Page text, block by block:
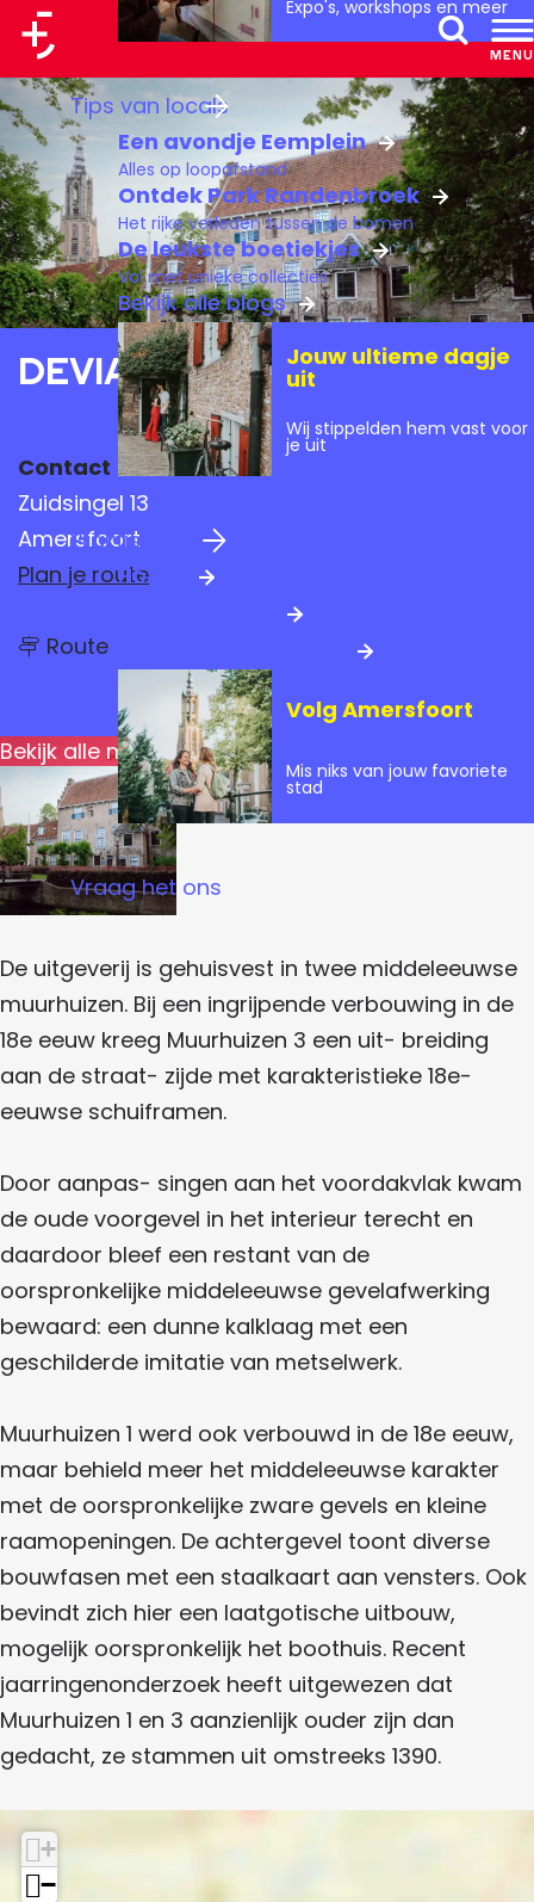
G
a
n
a
a
r
d
e
o
e
k
e
n
r
MENU
Expo's, workshops en meer
Tips van locals
Een avondje Eemplein
Alles op loopafstand
Ontdek Park Randenbroek
Het rijke verleden tussen de bomen
De leukste boetiekjes
Vol met unieke collecties
Bekijk alle blogs
Jouw ultieme dagje
uit
Wij stippelden hem vast voor
je uit
Praktische info
Hotels
Volg Amersfoort
Mis niks van jouw favoriete
stad
Vraag het ons
Deviant
Contact
Zuidsingel 13
Amersfoort
Plan je routen
e
v
i
a
n
Routen
a
D
e
v
i
a
n
t
Bekijk alle media
De uitgeverij is gehuisvest in twee middeleeuwse
muurhuizen. Bij een ingrijpende verbouwing in de
18e eeuw kreeg Muurhuizen 3 een uit- breiding
aan de straat- zijde met karakteristieke 18e-
eeuwse schuiframen.
Door aanpas- singen aan het voordakvlak kwam
de oude voorgevel in het interieur terecht en
daardoor bleef een restant van de
oorspronkelijke middeleeuwse gevelafwerking
bewaard: een dunne kalklaag met een
geschilderde imitatie van metselwerk.
Muurhuizen 1 werd ook verbouwd in de 18e eeuw,
maar behield meer het middeleeuwse karakter
met de oorspronkelijke zware gevels en kleine
raamopeningen. De achtergevel toont diverse
bouwfasen met een staalkaart aan vensters. Ook
bevindt zich hier een laatgotische uitbouw,
mogelijk oorspronkelijk het boothuis. Recent
jaarringenonderzoek heeft uitgewezen dat
Muurhuizen 1 en 3 aanzienlijk ouder zijn dan
gedacht, ze stammen uit omstreeks 1390.
+
−